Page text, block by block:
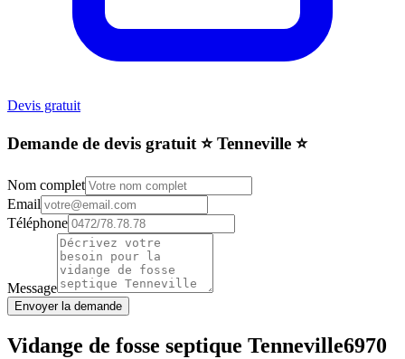
Devis gratuit
Demande de devis gratuit ⭐️ Tenneville ⭐️
Nom complet
Email
Téléphone
Message
Envoyer la demande
Vidange de fosse septique Tenneville6970